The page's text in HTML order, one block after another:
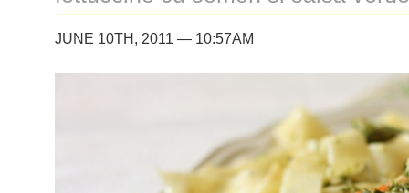
JUNE 10TH, 2011 — 10:57AM